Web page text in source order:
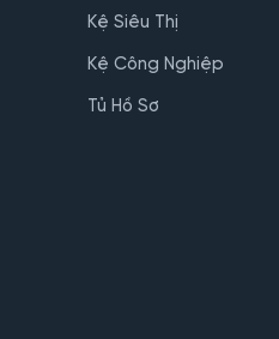
Kệ Siêu Thị
Kệ Công Nghiệp
Tủ Hồ Sơ